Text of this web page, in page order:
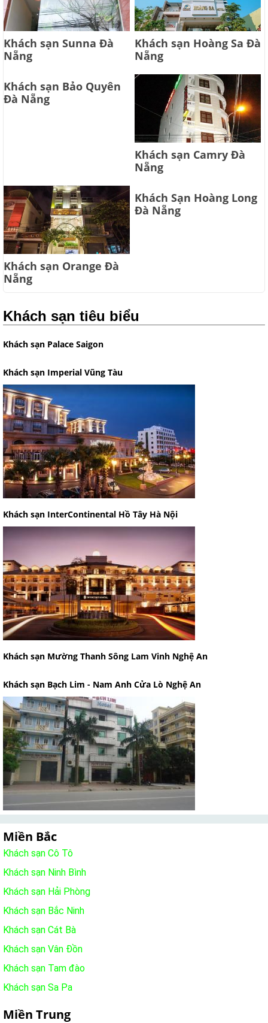
Khách sạn Sunna Đà
Nẵng
Khách sạn Hoàng Sa Đà
Nẵng
Khách sạn Bảo Quyên
Đà Nẵng
Khách sạn Camry Đà
Nẵng
Khách sạn Orange Đà
Nẵng
Khách Sạn Hoàng Long
Đà Nẵng
Khách sạn tiêu biểu
Khách sạn Palace Saigon
Khách sạn Imperial Vũng Tàu
Khách sạn InterContinental Hồ Tây Hà Nội
Khách sạn Mường Thanh Sông Lam Vinh Nghệ An
Khách sạn Bạch Lim - Nam Anh Cửa Lò Nghệ An
Miền Bắc
Khách sạn Cô Tô
Khách sạn Ninh Bình
Khách sạn Hải Phòng
Khách sạn Bắc Ninh
Khách sạn Cát Bà
Khách sạn Vân Đồn
Khách sạn Tam đào
Khách sạn Sa Pa
Miền Trung